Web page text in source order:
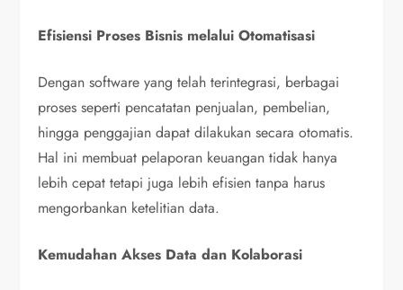
Efisiensi Proses Bisnis melalui Otomatisasi
Dengan software yang telah terintegrasi, berbagai
proses seperti pencatatan penjualan, pembelian,
hingga penggajian dapat dilakukan secara otomatis.
Hal ini membuat pelaporan keuangan tidak hanya
lebih cepat tetapi juga lebih efisien tanpa harus
mengorbankan ketelitian data.
Kemudahan Akses Data dan Kolaborasi